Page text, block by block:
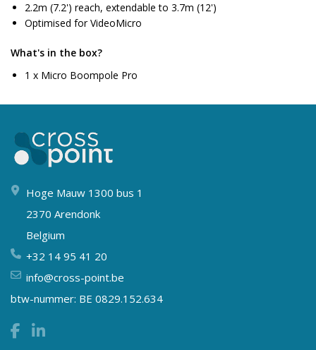
2.2m (7.2') reach, extendable to 3.7m (12')
Optimised for VideoMicro
What's in the box?
1 x Micro Boompole Pro
Hoge Mauw 1300 bus 1
2370 Arendonk
Belgium
+32 14 95 41 20
info@cross-point.be
btw-nummer: BE 0829.152.634